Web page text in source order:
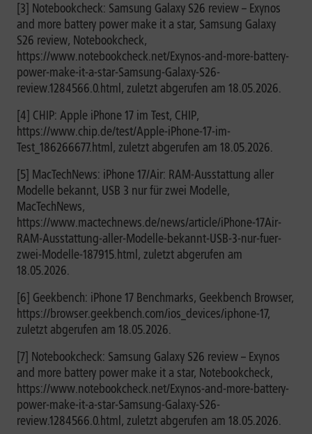
[3] Notebookcheck: Samsung Galaxy S26 review – Exynos
and more battery power make it a star, Samsung Galaxy
S26 review, Notebookcheck,
https://www.notebookcheck.net/Exynos-and-more-battery-
power-make-it-a-star-Samsung-Galaxy-S26-
review.1284566.0.html, zuletzt abgerufen am 18.05.2026.
[4] CHIP: Apple iPhone 17 im Test, CHIP,
https://www.chip.de/test/Apple-iPhone-17-im-
Test_186266677.html, zuletzt abgerufen am 18.05.2026.
[5] MacTechNews: iPhone 17/Air: RAM-Ausstattung aller
Modelle bekannt, USB 3 nur für zwei Modelle,
MacTechNews,
https://www.mactechnews.de/news/article/iPhone-17Air-
RAM-Ausstattung-aller-Modelle-bekannt-USB-3-nur-fuer-
zwei-Modelle-187915.html, zuletzt abgerufen am
18.05.2026.
[6] Geekbench: iPhone 17 Benchmarks, Geekbench Browser,
https://browser.geekbench.com/ios_devices/iphone-17,
zuletzt abgerufen am 18.05.2026.
[7] Notebookcheck: Samsung Galaxy S26 review – Exynos
and more battery power make it a star, Notebookcheck,
https://www.notebookcheck.net/Exynos-and-more-battery-
power-make-it-a-star-Samsung-Galaxy-S26-
review.1284566.0.html, zuletzt abgerufen am 18.05.2026.